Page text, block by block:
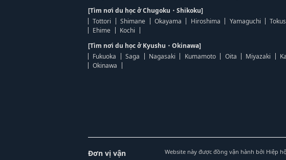
[Tìm nơi du học ở Chugoku・Shikoku]
Tottori
Shimane Okayama Hiroshima Yamaguchi
Ehime
Kochi
[Tìm nơi du học ở Kyushu・Okinawa]
Fukuoka
Saga Nagasaki Kumamoto Oita Miyazaki
Okinawa
Đơn vị vận
Website này được đồng vận hành bởi Hiệp